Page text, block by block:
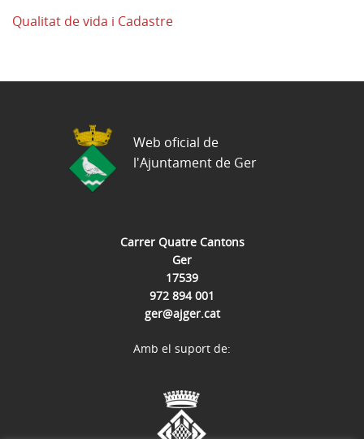
Qualitat de vida i Cadastre
Carrer Quatre Cantons
Ger
17539
972 894 001
ger@ajger.cat
Web oficial de
l'Ajuntament de Ger
Amb el suport de: